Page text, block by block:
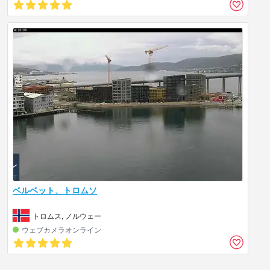
ベルベット、トロムソ
トロムス, ノルウェー
ウェブカメラオンライン